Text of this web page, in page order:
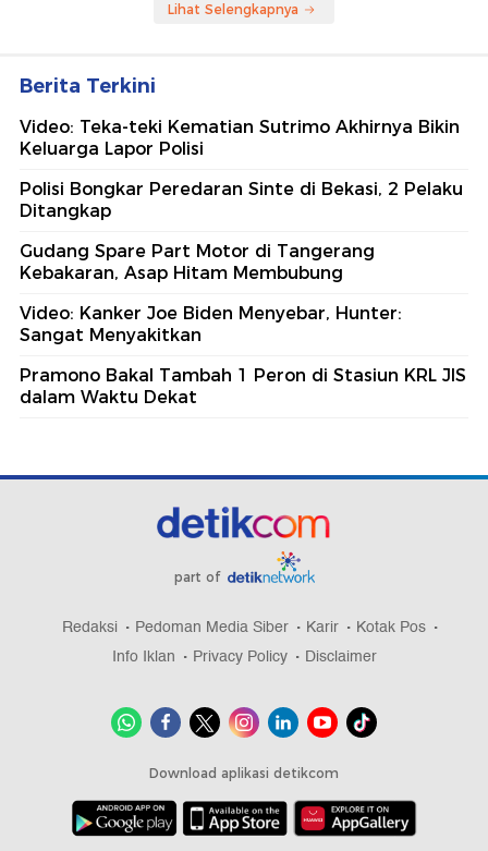
Lihat Selengkapnya
Berita Terkini
Video: Teka-teki Kematian Sutrimo Akhirnya Bikin
Keluarga Lapor Polisi
Polisi Bongkar Peredaran Sinte di Bekasi, 2 Pelaku
Ditangkap
Gudang Spare Part Motor di Tangerang
Kebakaran, Asap Hitam Membubung
Video: Kanker Joe Biden Menyebar, Hunter:
Sangat Menyakitkan
Pramono Bakal Tambah 1 Peron di Stasiun KRL JIS
dalam Waktu Dekat
part of
Redaksi Pedoman Media Siber Karir
Kotak Pos
Info Iklan
Privacy Policy Disclaimer
Download aplikasi detikcom